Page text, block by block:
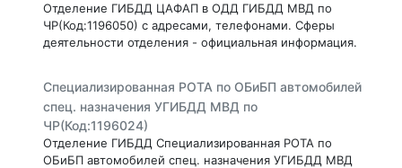
Отделение ГИБДД ЦАФАП в ОДД ГИБДД МВД по
ЧР(Код:1196050) с адресами, телефонами. Сферы
деятельности отделения - официальная информация.
Специализированная РОТА по ОБиБП автомобилей
спец. назначения УГИБДД МВД по
ЧР(Код:1196024)
Отделение ГИБДД Специализированная РОТА по
ОБиБП автомобилей спец. назначения УГИБДД МВД